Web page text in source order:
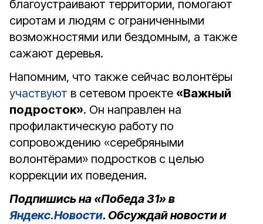
благоустраивают территории, помогают
сиротам и людям с ограниченными
возможностями или бездомным, а также
сажают деревья.
Напомним, что также сейчас волонтёры
участвуют в сетевом проекте «Важный
подросток». Он направлен на
профилактическую работу по
сопровождению «серебряными
волонтёрами» подростков с целью
коррекции их поведения.
Подпишись на «Победа 31» в
Яндекс.Новости. Обсуждай новости и